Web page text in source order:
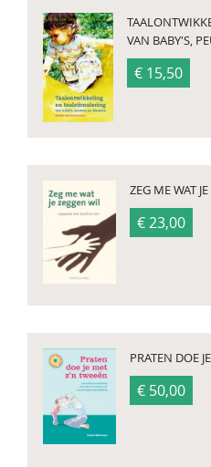
VAN BABY'S,
€ 15,50
ZEG ME WAT
€ 23,00
PRATEN DOE
€ 50,00